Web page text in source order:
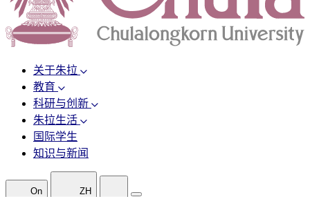
关于朱拉
教育
科研与创新
朱拉生活
国际学生
知识与新闻
On ZH